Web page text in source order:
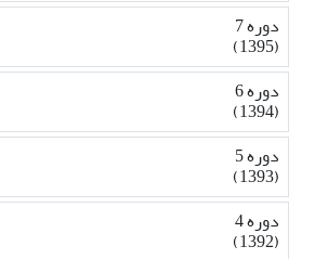
دوره 7
(1395)
دوره 6
(1394)
دوره 5
(1393)
دوره 4
(1392)